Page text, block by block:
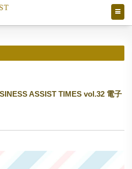
ASSIST TIMES vol.32 電子